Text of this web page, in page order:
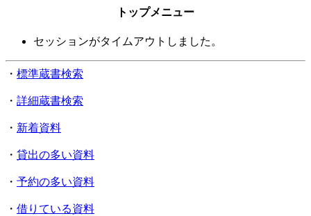
トップメニュー
セッションがタイムアウトしました。
・ 標準蔵書検索
・ 詳細蔵書検索
・ 新着資料
・ 貸出の多い資料
・ 予約の多い資料
・ 借りている資料